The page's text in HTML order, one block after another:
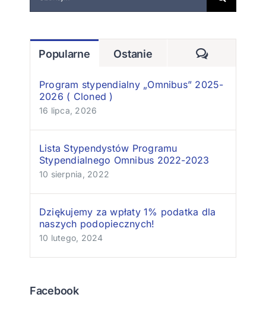
Popularne Ostanie
Program stypendialny „Omnibus” 2025-
2026 ( Cloned )
16 lipca, 2026
Lista Stypendystów Programu
Stypendialnego Omnibus 2022-2023
10 sierpnia, 2022
Dziękujemy za wpłaty 1% podatka dla
naszych podopiecznych!
10 lutego, 2024
Facebook